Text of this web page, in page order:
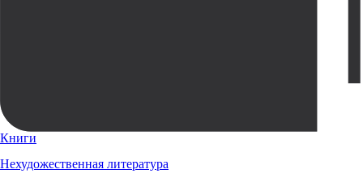
Книги
Нехудожественная литература